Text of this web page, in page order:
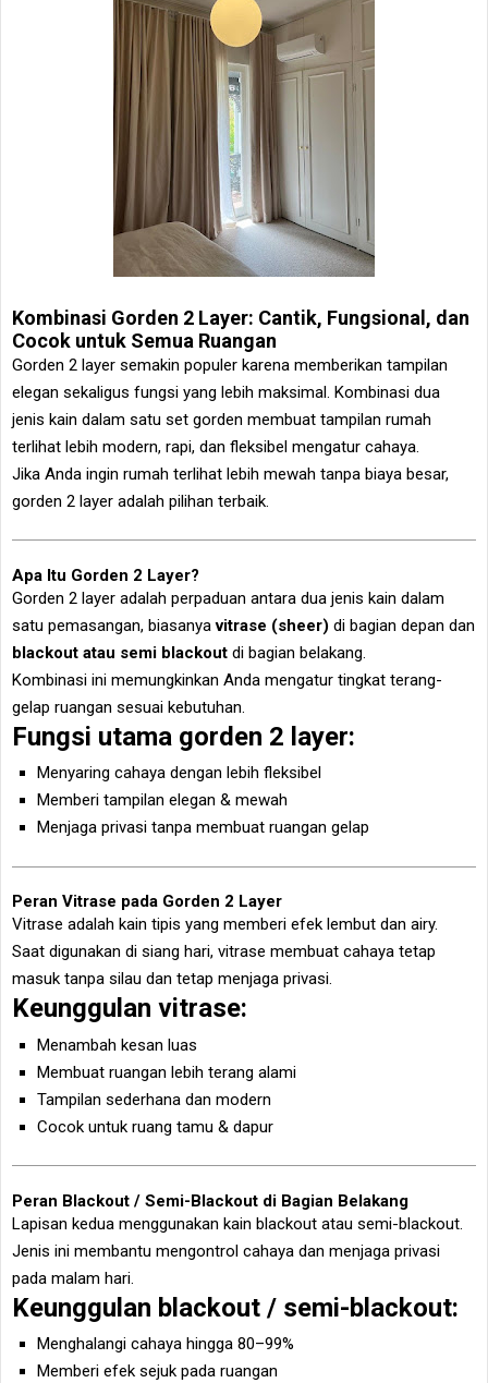
Kombinasi Gorden 2 Layer: Cantik, Fungsional, dan
Cocok untuk Semua Ruangan
Gorden 2 layer semakin populer karena memberikan tampilan
elegan sekaligus fungsi yang lebih maksimal. Kombinasi dua
jenis kain dalam satu set gorden membuat tampilan rumah
terlihat lebih modern, rapi, dan fleksibel mengatur cahaya.
Jika Anda ingin rumah terlihat lebih mewah tanpa biaya besar,
gorden 2 layer adalah pilihan terbaik.
Apa Itu Gorden 2 Layer?
Gorden 2 layer adalah perpaduan antara dua jenis kain dalam
satu pemasangan, biasanyavitrase (sheer) di bagian depan dan
blackout atau semi blackout di bagian belakang.
Kombinasi ini memungkinkan Anda mengatur tingkat terang-
gelap ruangan sesuai kebutuhan.
Fungsi utama gorden 2 layer:
Menyaring cahaya dengan lebih fleksibel
Memberi tampilan elegan & mewah
Menjaga privasi tanpa membuat ruangan gelap
Peran Vitrase pada Gorden 2 Layer
Vitrase adalah kain tipis yang memberi efek lembut dan airy.
Saat digunakan di siang hari, vitrase membuat cahaya tetap
masuk tanpa silau dan tetap menjaga privasi.
Keunggulan vitrase:
Menambah kesan luas
Membuat ruangan lebih terang alami
Tampilan sederhana dan modern
Cocok untuk ruang tamu & dapur
Peran Blackout / Semi-Blackout di Bagian Belakang
Lapisan kedua menggunakan kain blackout atau semi-blackout.
Jenis ini membantu mengontrol cahaya dan menjaga privasi
pada malam hari.
Keunggulan blackout / semi-blackout:
Menghalangi cahaya hingga 80–99%
Memberi efek sejuk pada ruangan